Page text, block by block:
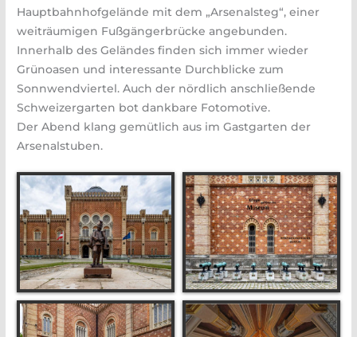
Hauptbahnhofgelände mit dem „Arsenalsteg“, einer
weiträumigen Fußgängerbrücke angebunden.
Innerhalb des Geländes finden sich immer wieder
Grünoasen und interessante Durchblicke zum
Sonnwendviertel. Auch der nördlich anschließende
Schweizergarten bot dankbare Fotomotive.
Der Abend klang gemütlich aus im Gastgarten der
Arsenalstuben.